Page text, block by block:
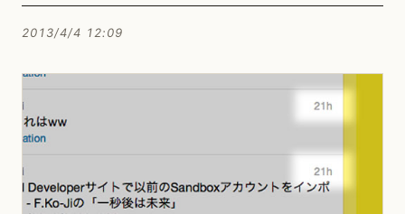
2013/4/4 12:09